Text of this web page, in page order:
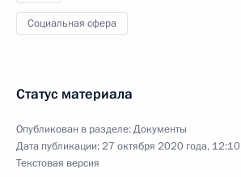
Социальная сфера
Статус материала
Опубликован в разделе:Документы
Дата публикации:27 октября 2020 года, 12:10
Текстовая версия